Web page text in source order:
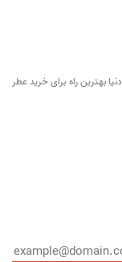
بهترین راه برای خرید عطر